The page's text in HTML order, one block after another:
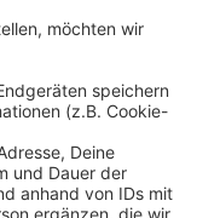
dann
in seiner
auch